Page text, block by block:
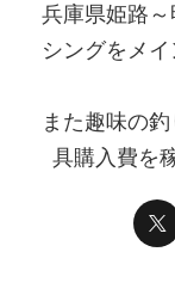
兵庫県姫路
シングをメ
また趣味の
具購入費を